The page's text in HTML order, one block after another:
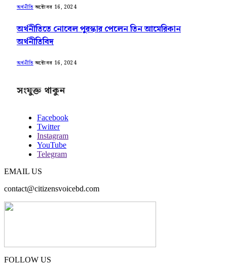
অর্থনীতি অক্টোবর 16, 2024
অর্থনীতিতে নোবেল পুরস্কার পেলেন তিন আমেরিকান
অর্থনীতিবিদ
অর্থনীতি অক্টোবর 16, 2024
সংযুক্ত থাকুন
Facebook
Twitter
Instagram
YouTube
Telegram
EMAIL US
contact@citizensvoicebd.com
FOLLOW US